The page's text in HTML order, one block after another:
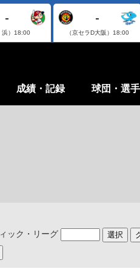
-
） 18:00
-
（京セラD大阪） 18:00
成績・記録 球団・選手
ック・リーグ